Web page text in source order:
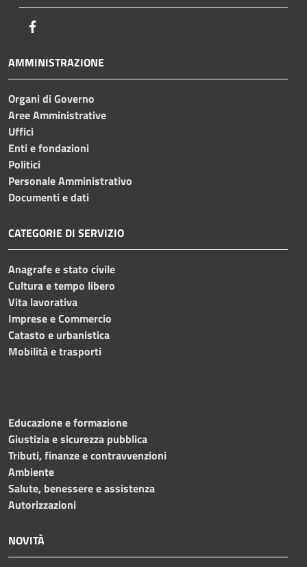
AMMINISTRAZIONE
Organi di Governo
Aree Amministrative
Uffici
Enti e fondazioni
Politici
Personale Amministrativo
Documenti e dati
CATEGORIE DI SERVIZIO
Anagrafe e stato civile
Cultura e tempo libero
Vita lavorativa
Imprese e Commercio
Catasto e urbanistica
Mobilità e trasporti
Educazione e formazione
Giustizia e sicurezza pubblica
Tributi, finanze e contravvenzioni
Ambiente
Salute, benessere e assistenza
Autorizzazioni
NOVITÀ